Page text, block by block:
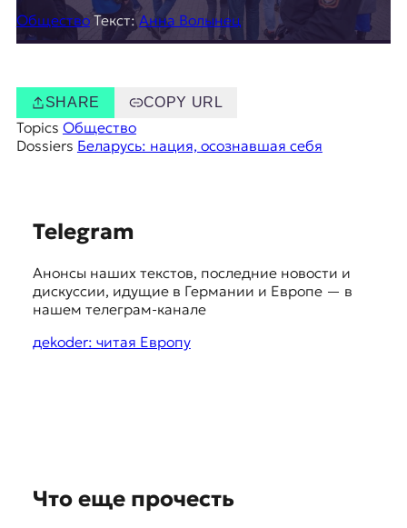
ОбществоТекст:Анна Волынец
SHARE COPY URL
Topics Общество
Dossiers Беларусь: нация, осознавшая себя
Telegram
Анонсы наших текстов, последние новости и
дискуссии, идущие в Германии и Европе — в
нашем телеграм-канале
дekoder: читая Европу
Что еще прочесть